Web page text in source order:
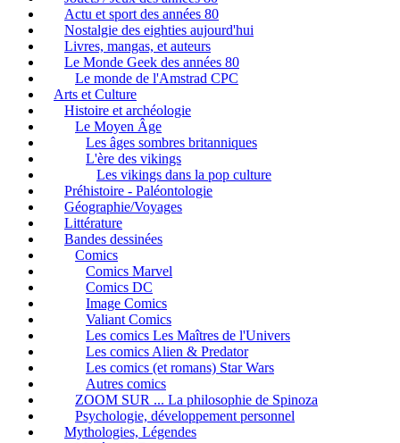
Actu et sport des années 80
Nostalgie des eighties aujourd'hui
Livres, mangas, et auteurs
Le Monde Geek des années 80
Le monde de l'Amstrad CPC
Arts et Culture
Histoire et archéologie
Le Moyen Âge
Les âges sombres britanniques
L'ère des vikings
Les vikings dans la pop culture
Préhistoire - Paléontologie
Géographie/Voyages
Littérature
Bandes dessinées
Comics
Comics Marvel
Comics DC
Image Comics
Valiant Comics
Les comics Les Maîtres de l'Univers
Les comics Alien & Predator
Les comics (et romans) Star Wars
Autres comics
ZOOM SUR ... La philosophie de Spinoza
Psychologie, développement personnel
Mythologies, Légendes